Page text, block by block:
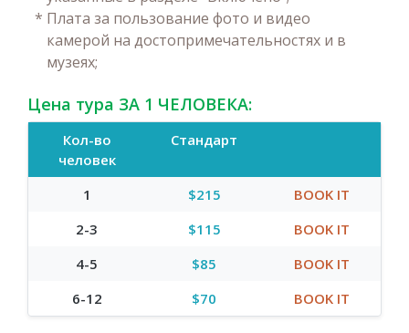
* Плата за пользование фото и видео
камерой на достопримечательностях и в
музеях;
Цена тура ЗА 1 ЧЕЛОВЕКА:
Кол-во
человек
Стандарт
1 $215
BOOK IT
2-3
$115
BOOK IT
4-5
$85
BOOK IT
6-12
$70 BOOK IT